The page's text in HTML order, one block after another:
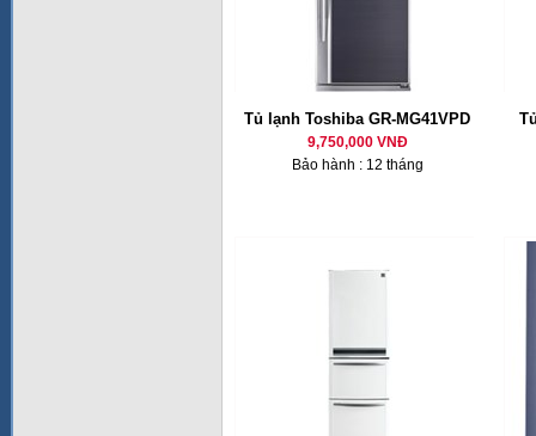
Tủ lạnh Toshiba GR-MG41VPD
9,750,000 VNĐ
Bảo hành : 12 tháng